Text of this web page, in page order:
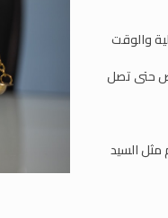
والوقت
حتى تصل
مثل السيد